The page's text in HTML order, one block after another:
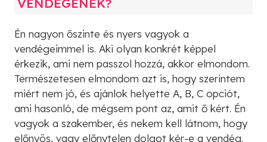
Én nagyon őszinte és nyers vagyok a
vendégeimmel is. Aki olyan konkrét képpel
érkezik, ami nem passzol hozzá, akkor elmondom.
Természetesen elmondom azt is, hogy szerintem
miért nem jó, és ajánlok helyette A, B, C opciót,
ami hasonló, de mégsem pont az, amit ő kért. Én
vagyok a szakember, és nekem kell látnom, hogy
előnyös, vagy előnytelen dolgot kér-e a vendég.